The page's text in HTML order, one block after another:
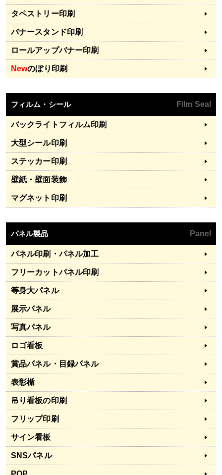
タペストリー印刷
バナースタンド印刷
ロールアップバナー印刷
Newのぼり印刷
フィルム・シール Film Seal
バックライトフィルム印刷
大型シール印刷
ステッカー印刷
壁紙・壁面装飾
マグネット印刷
パネル製品 Panel
パネル印刷・パネル加工
フリーカットパネル印刷
等身大パネル
展示パネル
写真パネル
ロゴ看板
賞品パネル・目録パネル
表彰楯
吊り看板の印刷
フリップ印刷
サイン看板
SNSパネル